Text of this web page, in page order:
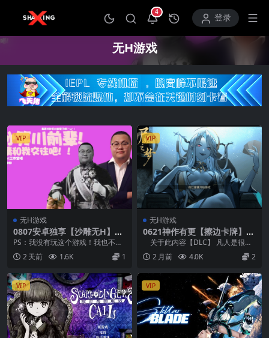
4
打开通知中心登录
无H游戏
VIP
无H游戏
0807安卓独享【沙雕无H】请
和我交往吧！！孙笑川前辈！
PS：我没有玩这个游戏！我也不知
道是什么类型的！ 弔人哉 移植 作
者 #安卓 #...
2 天前 1.6K 1
VIP
无H游戏
0621神作有更【擦边卡牌】尸
姬之梦-神明的三尸 屍姫の夢
关于此内容【DLC】 凡人是很脆
弱的，你要克己复礼，斩去三尸，
方能重回神...
2 月前 4.0K 2
VIP VIP